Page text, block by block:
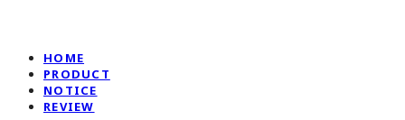
HOME
PRODUCT
NOTICE
REVIEW